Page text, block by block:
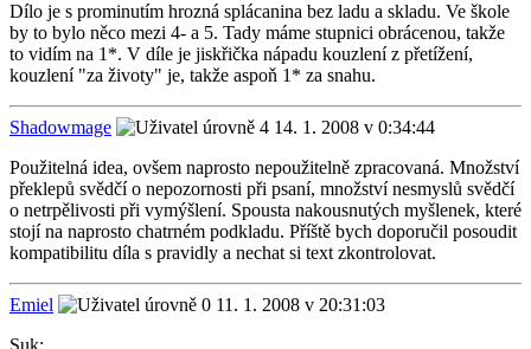
Dílo je s prominutím hrozná splácanina bez ladu a skladu. Ve škole
by to bylo něco mezi 4- a 5. Tady máme stupnici obrácenou, takže
to vidím na 1*. V díle je jiskřička nápadu kouzlení z přetížení,
kouzlení "za životy" je, takže aspoň 1* za snahu.
Shadowmage
14. 1. 2008 v 0:34:44
Použitelná idea, ovšem naprosto nepoužitelně zpracovaná. Množství
překlepů svědčí o nepozornosti při psaní, množství nesmyslů svědčí
o netrpělivosti při vymýšlení. Spousta nakousnutých myšlenek, které
stojí na naprosto chatrném podkladu. Příště bych doporučil posoudit
kompatibilitu díla s pravidly a nechat si text zkontrolovat.
Emiel
11. 1. 2008 v 20:31:03
Suk: